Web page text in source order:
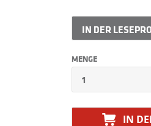
IN DER
MENGE
IN